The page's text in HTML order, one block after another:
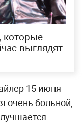
которые
выглядят
15 июня
очень больной,